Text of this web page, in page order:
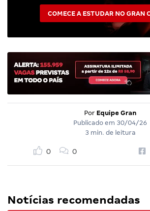
COMECE A ESTUDAR NO GRAN
Por Equipe Gran
Publicado em 30/04/26
3 min. de leitura
0 0
Notícias recomendadas